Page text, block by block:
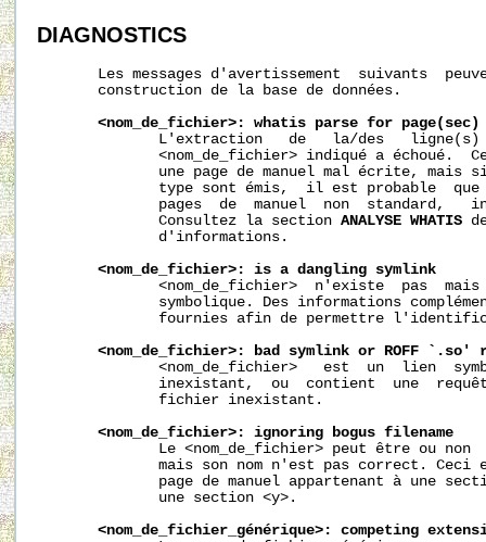
DIAGNOSTICS
Les messages d'avertissement  suivants
       construction de la base de données.
<nom_de_fichier>: whatis parse for
L'extraction   de   la/des
<nom_de_fichier> indiqué a échoué.
une page de manuel mal écrite, mais
type sont émis,  il est probable
pages  de  manuel  non  standard,
              Consultez la section
ANALYSE WHATIS
              d'informations.
<nom_de_fichier>: is a dangling symlink
<nom_de_fichier>  n'existe  pas
symbolique. Des informations
fournies afin de permettre
<nom_de_fichier>: bad symlink or ROFF `.so'
<nom_de_fichier>   est  un  lien
inexistant,  ou  contient  une
              fichier inexistant.
<nom_de_fichier>: ignoring bogus filename
Le <nom_de_fichier> peut être ou non
mais son nom n'est pas correct. Ceci
page de manuel appartenant à une
              une section <y>.
<nom_de_fichier_générique>: competing